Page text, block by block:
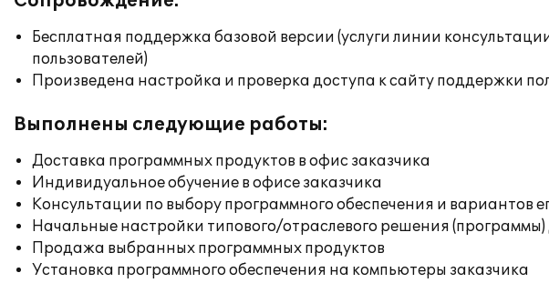
Бесплатная поддержка базовой версии (услуги линии
пользователей)
Произведена настройка и проверка доступа к сайту поддержки
Выполнены следующие работы:
Доставка программных продуктов в офис заказчика
Индивидуальное обучение в офисе заказчика
Консультации по выбору программного обеспечения и вариантов
Начальные настройки типового/отраслевого решения (программы)
Продажа выбранных программных продуктов
Установка программного обеспечения на компьютеры заказчика